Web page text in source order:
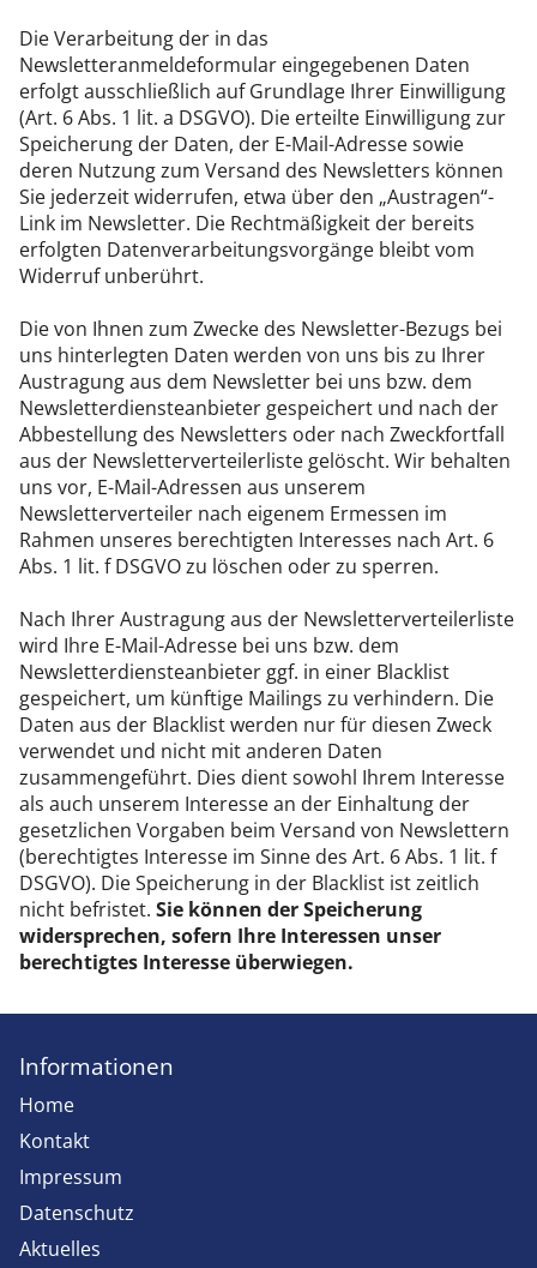
Die Verarbeitung der in das
Newsletteranmeldeformular eingegebenen Daten
erfolgt ausschließlich auf Grundlage Ihrer Einwilligung
(Art. 6 Abs. 1 lit. a DSGVO). Die erteilte Einwilligung zur
Speicherung der Daten, der E-Mail-Adresse sowie
deren Nutzung zum Versand des Newsletters können
Sie jederzeit widerrufen, etwa über den „Austragen“-
Link im Newsletter. Die Rechtmäßigkeit der bereits
erfolgten Datenverarbeitungsvorgänge bleibt vom
Widerruf unberührt.
Die von Ihnen zum Zwecke des Newsletter-Bezugs bei
uns hinterlegten Daten werden von uns bis zu Ihrer
Austragung aus dem Newsletter bei uns bzw. dem
Newsletterdiensteanbieter gespeichert und nach der
Abbestellung des Newsletters oder nach Zweckfortfall
aus der Newsletterverteilerliste gelöscht. Wir behalten
uns vor, E-Mail-Adressen aus unserem
Newsletterverteiler nach eigenem Ermessen im
Rahmen unseres berechtigten Interesses nach Art. 6
Abs. 1 lit. f DSGVO zu löschen oder zu sperren.
Nach Ihrer Austragung aus der Newsletterverteilerliste
wird Ihre E-Mail-Adresse bei uns bzw. dem
Newsletterdiensteanbieter ggf. in einer Blacklist
gespeichert, um künftige Mailings zu verhindern. Die
Daten aus der Blacklist werden nur für diesen Zweck
verwendet und nicht mit anderen Daten
zusammengeführt. Dies dient sowohl Ihrem Interesse
als auch unserem Interesse an der Einhaltung der
gesetzlichen Vorgaben beim Versand von Newslettern
(berechtigtes Interesse im Sinne des Art. 6 Abs. 1 lit. f
DSGVO). Die Speicherung in der Blacklist ist zeitlich
nicht befristet. Sie können der Speicherung
widersprechen, sofern Ihre Interessen unser
berechtigtes Interesse überwiegen.
Informationen
Home
Kontakt
Impressum
Datenschutz
Aktuelles